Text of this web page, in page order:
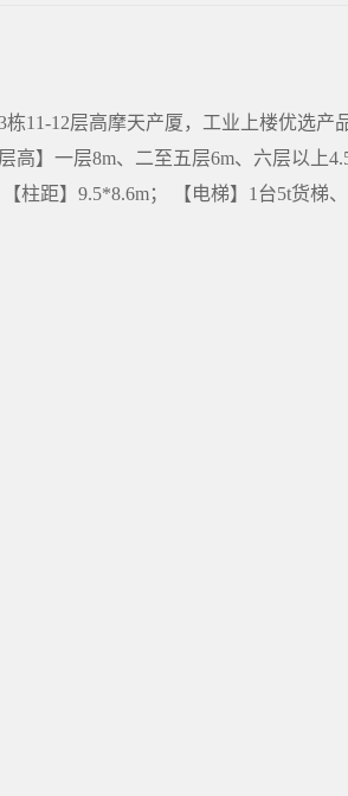
11-12层高摩天产厦，工业上楼优选产
高】一层8m、二至五层6m、六层以上
柱距】9.5*8.6m； 【电梯】1台5t货梯